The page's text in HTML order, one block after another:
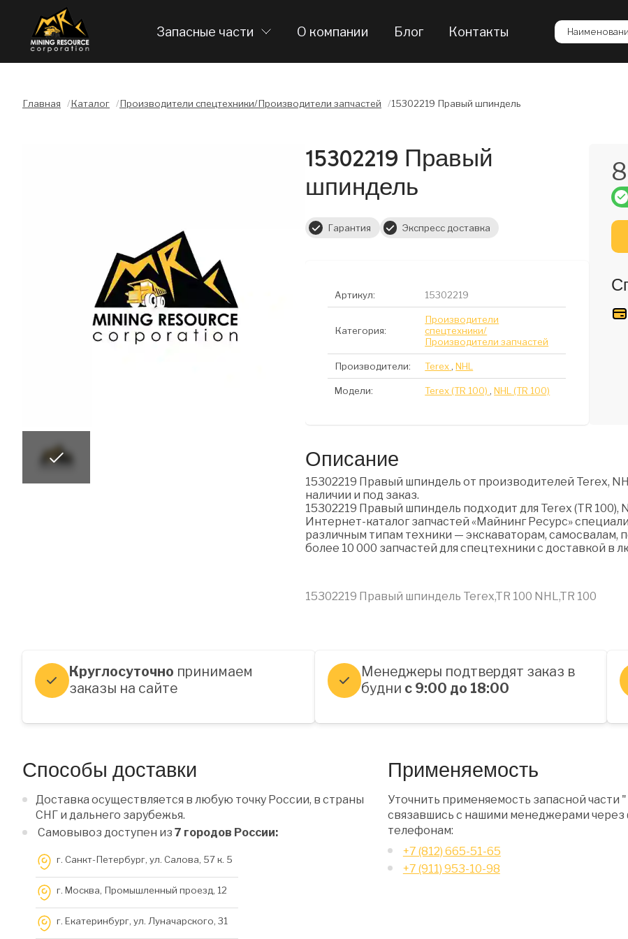
Запасные части О компании Блог Контакты
Главная /Каталог /Производители спецтехники/Производители запчастей /15302219 Правый шпиндель
15302219 Правый
шпиндель
Гарантия Экспресс доставка
Артикул: 15302219
Категория:
Производители
спецтехники/
Производители запчастей
Производители: Terex ,NHL
Модели: Terex (TR 100) ,NHL (TR 100)
Описание
15302219 Правый шпиндель от производителей Terex,
наличии и под заказ.
15302219 Правый шпиндель подходит для Terex (TR 100),
Интернет-каталог запчастей «Майнинг Ресурс»
различным типам техники — экскаваторам, самосвалам,
более 10 000 запчастей для спецтехники с доставкой
15302219 Правый шпиндель Terex,TR 100 NHL,TR 100
Круглосуточно принимаем
заказы на сайте
Менеджеры подтвердят заказ в
будни с 9:00 до 18:00
Способы доставки
Доставка осуществляется в любую точку России, в страны
СНГ и дальнего зарубежья.
Самовывоз доступен из 7 городов России:
г. Санкт-Петербург, ул. Салова, 57 к. 5
г. Москва, Промышленный проезд, 12
г. Екатеринбург, ул. Луначарского, 31
Применяемость
Уточнить применяемость запасной
связавшись с нашими менеджерами
телефонам:
+7 (812) 665-51-65
+7 (911) 953-10-98